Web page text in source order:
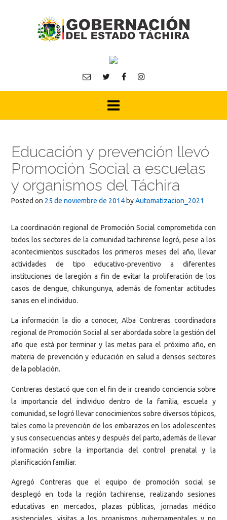
Educación y prevención llevó
Promoción Social a escuelas
y organismos del Táchira
Posted on 25 de noviembre de 2014 byAutomatizacion_2021
La coordinación regional de Promoción Social comprometida con
todos los sectores de la comunidad tachirense logró, pese a los
acontecimientos suscitados los primeros meses del año, llevar
actividades de tipo educativo-preventivo a diferentes
instituciones de laregión a fin de evitar la proliferación de los
casos de dengue, chikungunya, además de fomentar actitudes
sanas en el individuo.
La información la dio a conocer, Alba Contreras coordinadora
regional de Promoción Social al ser abordada sobre la gestión del
año que está por terminar y las metas para el próximo año, en
materia de prevención y educación en salud a densos sectores
de la población.
Contreras destacó que con el fin de ir creando conciencia sobre
la importancia del individuo dentro de la familia, escuela y
comunidad, se logró llevar conocimientos sobre diversos tópicos,
tales como la prevención de los embarazos en los adolescentes
y sus consecuencias antes y después del parto, además de llevar
información sobre la importancia del control prenatal y la
planificación familiar.
Agregó Contreras que el equipo de promoción social se
desplegó en toda la región tachirense, realizando sesiones
educativas en mercados, plazas públicas, jornadas médico